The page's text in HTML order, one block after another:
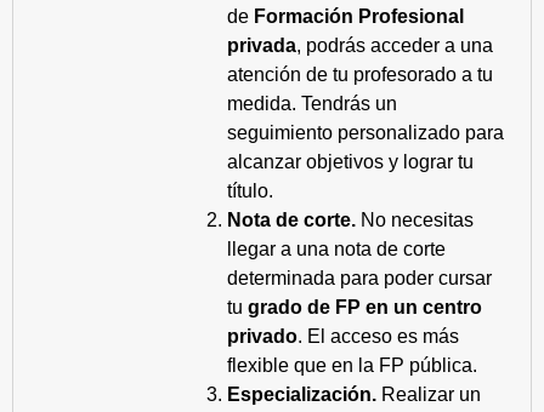
de Formación Profesional
privada, podrás acceder a una
atención de tu profesorado a tu
medida. Tendrás un
seguimiento personalizado para
alcanzar objetivos y lograr tu
título.
Nota de corte. No necesitas
llegar a una nota de corte
determinada para poder cursar
tu grado de FP en un centro
privado. El acceso es más
flexible que en la FP pública.
Especialización. Realizar un